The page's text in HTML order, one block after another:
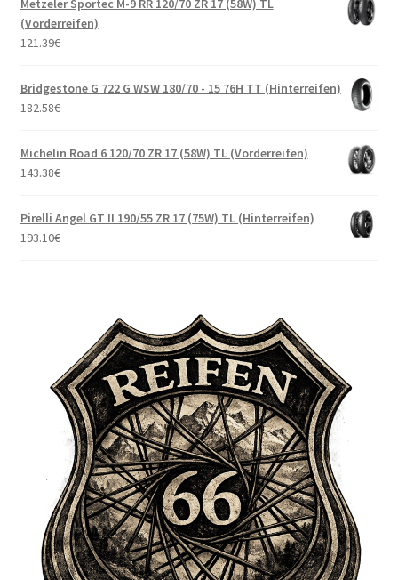
Metzeler Sportec M-9 RR 120/70 ZR 17 (58W) TL
(Vorderreifen)
121.39€
Bridgestone G 722 G WSW 180/70 - 15 76H TT (Hinterreifen)
182.58€
Michelin Road 6 120/70 ZR 17 (58W) TL (Vorderreifen)
143.38€
Pirelli Angel GT II 190/55 ZR 17 (75W) TL (Hinterreifen)
193.10€